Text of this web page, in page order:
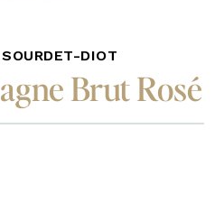
DIOT
Brut Rosé